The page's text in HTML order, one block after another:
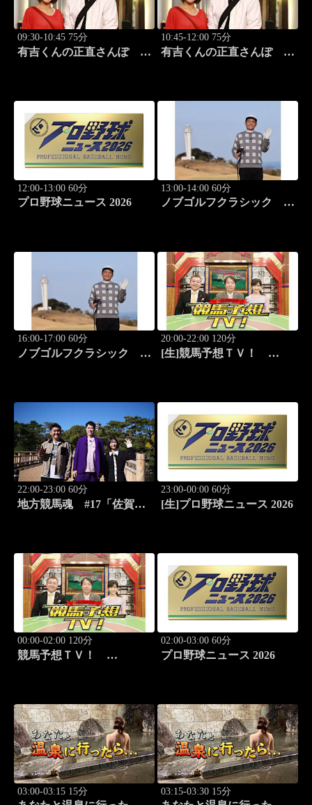
09:30-10:45 75分
有吉くんの正直さんぽ
10:45-12:00 75分
有吉くんの正直さんぽ
12:00-13:00 60分
プロ野球ニュース 2026
13:00-14:00 60分
ノブゴルフクラシック
16:00-17:00 60分
ノブゴルフクラシック
20:00-22:00 120分
[生]競馬予想ＴＶ！
22:00-23:00 60分
地方競馬魂 #17「佐賀競
23:00-00:00 60分
[生]プロ野球ニュース 2026
00:00-02:00 120分
競馬予想ＴＶ！
02:00-03:00 60分
プロ野球ニュース 2026
03:00-03:15 15分 03:15-03:30 15分